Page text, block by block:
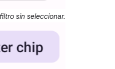
sin seleccionar.